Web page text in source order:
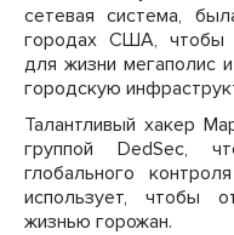
сетевая система,
городах США, чтобы
для жизни мегаполис
городскую
Талантливый хакер
группой DedSec,
глобального
использует, чтобы
жизнью горожан.